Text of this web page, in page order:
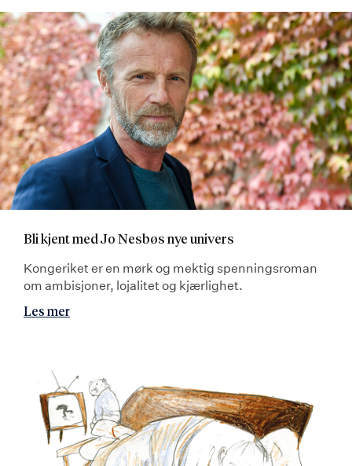
Bli kjent med Jo Nesbøs nye univers
Kongeriket er en mørk og mektig spenningsroman
om ambisjoner, lojalitet og kjærlighet.
Les mer